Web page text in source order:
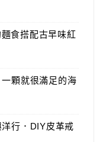
麵食搭配古早味紅
一顆就很滿足的海
行．DIY皮革戒